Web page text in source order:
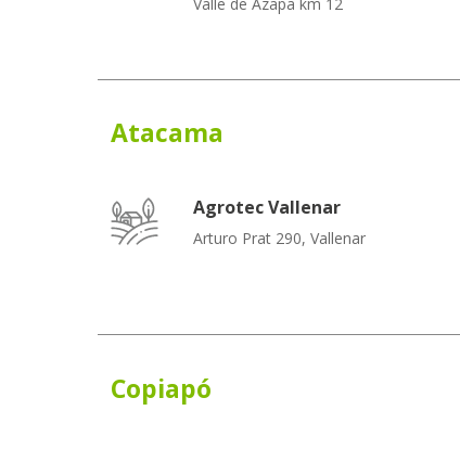
Atacama
Agrotec Vallenar
Arturo Prat 290, Vallenar
Copiapó